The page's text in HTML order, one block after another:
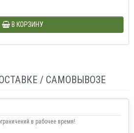
В КОРЗИНУ
/ САМОВЫВОЗЕ
в рабочее время!